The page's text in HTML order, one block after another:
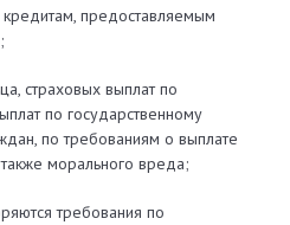
предоставляемым
страховых выплат по
по государственному
по требованиям о выплате
морального вреда;
требования по